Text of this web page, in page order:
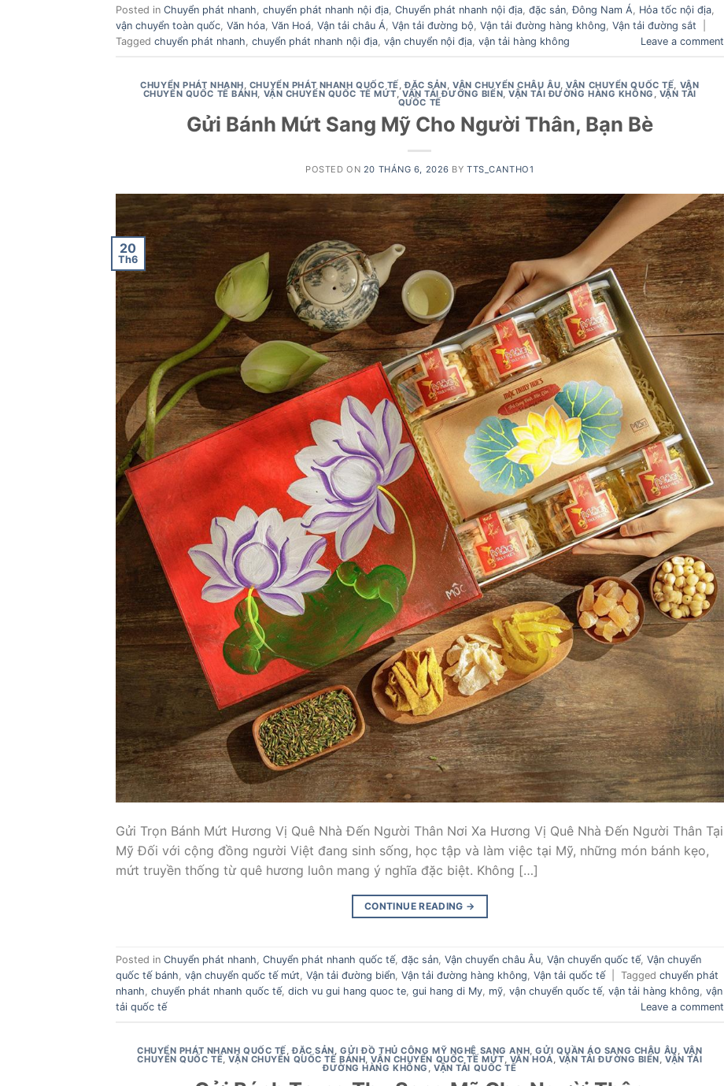
Posted in Chuyển phát nhanh chuyển phát nhanh nội địa Chuyển phát nhanh nội địa đặc sản ,Đông Nam Á Hỏa tốc nội địa
vận chuyển toàn quốc Văn hóa Văn Hoá Vận tải châu Á Vận tải đường bộ Vận tải đường hàng không Vận tải đường sắt
Tagged chuyển phát nhanh chuyển phát nhanh nội địa vận chuyển nội địa vận tải hàng không Leave a comment
CHUYỂN PHÁT NHANH CHUYỂN PHÁT NHANH QUỐC TẾ ,ĐẶC SẢN ,VẬN CHUYỂN CHÂU ÂU ,VẬN CHUYỂN QUỐC TẾ VẬN
CHUYỂN QUỐC TẾ BÁNH VẬN CHUYỂN QUỐC TẾ MỨT ,VẬN TẢI ĐƯỜNG BIỂN ,VẬN TẢI ĐƯỜNG HÀNG KHÔNG VẬN TẢI
QUỐC TẾ
Gửi Bánh Mứt Sang Mỹ Cho Người Thân, Bạn Bè
POSTED ON 20 THÁNG 6, 2026 BYTTS_CANTHO1
20
Th6
Gửi Trọn Bánh Mứt Hương Vị Quê Nhà Đến Người Thân Nơi Xa Hương Vị Quê Nhà Đến Người Thân Tại
Mỹ Đối với cộng đồng người Việt đang sinh sống, học tập và làm việc tại Mỹ, những món bánh kẹo,
mứt truyền thống từ quê hương luôn mang ý nghĩa đặc biệt. Không […]
CONTINUE READING →
Posted in Chuyển phát nhanh, Chuyển phát nhanh quốc tế, đặc sản, Vận chuyển châu Âu, Vận chuyển quốc tế, Vận chuyển
quốc tế bánh, vận chuyển quốc tế mứt, Vận tải đường biển, Vận tải đường hàng không, Vận tải quốc tế Tagged chuyển phát
nhanh, chuyển phát nhanh quốc tế, dich vu gui hang quoc te, gui hang di My, mỹ, vận chuyển quốc tế, vận tải hàng không, vận
tải quốc tế
Leave a comment
CHUYỂN PHÁT NHANH QUỐC TẾ ,ĐẶC SẢN ,GỬI ĐỒ THỦ CÔNG MỸ NGHỆ SANG ANH ,GỬI QUẦN ÁO SANG CHÂU ÂU VẬN
CHUYỂN QUỐC TẾ ,VẬN CHUYỂN QUỐC TẾ BÁNH ,VẬN CHUYỂN QUỐC TẾ MỨT VĂN HOÁ VẬN TẢI ĐƯỜNG BIỂN ,VẬN TẢI
ĐƯỜNG HÀNG KHÔNG ,VẬN TẢI QUỐC TẾ